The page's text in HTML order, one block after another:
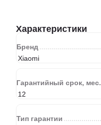
Характеристики
Бренд
Xiaomi
Гарантийный срок, мес.
12
Тип гарантии